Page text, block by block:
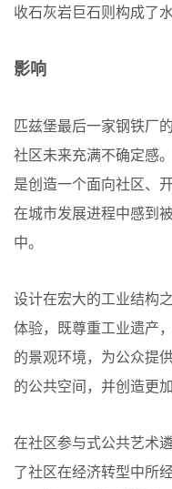
收石灰岩巨石则构成了
影响
匹兹堡最后一家钢铁厂
社区未来充满不确定感
是创造一个面向社区、
在城市发展进程中感到
中。
设计在宏大的工业结构
体验，既尊重工业遗产
的景观环境，为公众提
的公共空间，并创造更
在社区参与式公共艺术
了社区在经济转型中所